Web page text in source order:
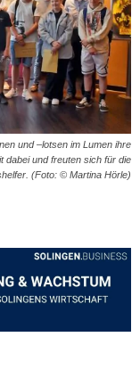
und –lotsen im Lumen ihre
dabei und freuten sich für die
(Foto: © Martina Hörle)